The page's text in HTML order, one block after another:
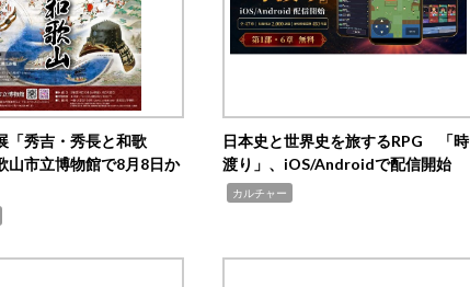
「秀吉・秀長と和歌
市立博物館で8月8日か
日本史と世界史を旅するRPG 「時
渡り」、iOS/Androidで配信開始
カルチャー